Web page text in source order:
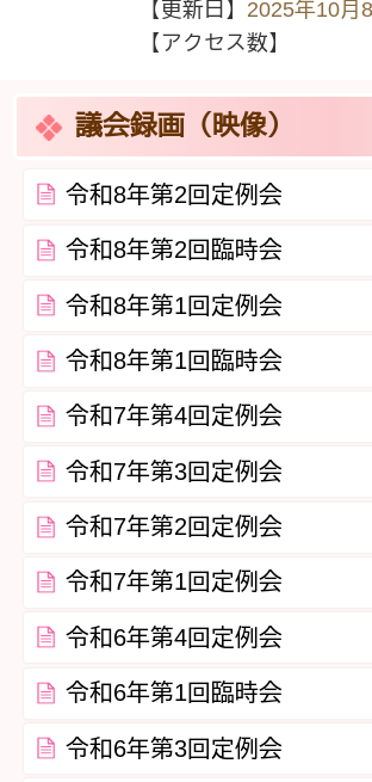
【更新日】 2025年10月
【アクセス数】
議会録画（映像）
令和8年第2回定例会
令和8年第2回臨時会
令和8年第1回定例会
令和8年第1回臨時会
令和7年第4回定例会
令和7年第3回定例会
令和7年第2回定例会
令和7年第1回定例会
令和6年第4回定例会
令和6年第1回臨時会
令和6年第3回定例会